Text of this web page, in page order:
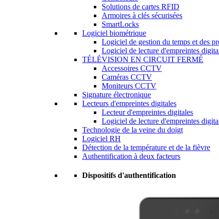
Solutions de cartes RFID
Armoires à clés sécurisées
SmartLocks
Logiciel biométrique
Logiciel de gestion du temps et des
Logiciel de lecture d'empreintes
TÉLÉVISION EN CIRCUIT FERMÉ
Accessoires CCTV
Caméras CCTV
Moniteurs CCTV
Signature électronique
Lecteurs d'empreintes digitales
Lecteur d'empreintes digitales
Logiciel de lecture d'empreintes
Technologie de la veine du doigt
Logiciel RH
Détection de la température et de la fièvre
Authentification à deux facteurs
Dispositifs d'authentification